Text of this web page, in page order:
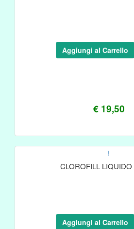
€ 19,50
Aggiungi al Carrello
!
CLOROFILL LIQUIDO
Aggiungi al Carrello